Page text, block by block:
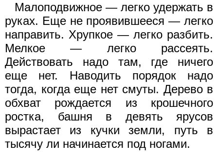
Малоподвижное — легко удержать в
руках. Еще не проявившееся — легко
направить. Хрупкое — легко разбить.
Мелкое — легко рассеять.
Действовать надо там, где ничего
еще нет. Наводить порядок надо
тогда, когда еще нет смуты. Дерево в
обхват рождается из крошечного
ростка, башня в девять ярусов
вырастает из кучки земли, путь в
тысячу ли начинается под ногами.